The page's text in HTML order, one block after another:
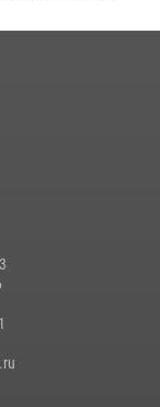
на Национальном
Управление
о правилах
Росгвардии в